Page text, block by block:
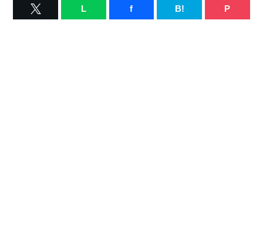
L f B! P